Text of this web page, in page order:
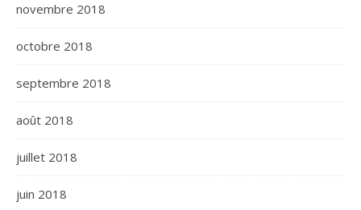
novembre 2018
octobre 2018
septembre 2018
août 2018
juillet 2018
juin 2018